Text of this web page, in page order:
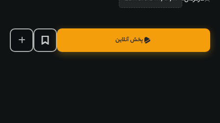
پخش آنلاین